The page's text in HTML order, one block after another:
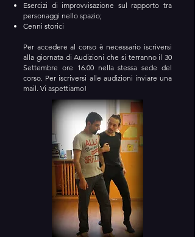
Esercizi di improvvisazione sul rapporto tra
personaggi nello spazio;
Cenni storici
Per accedere al corso è necessario iscriversi
alla giornata di Audizioni che si terranno il 30
Settembre ore 16.00 nella stessa sede del
corso. Per iscriversi alle audizioni inviare una
mail. Vi aspettiamo!